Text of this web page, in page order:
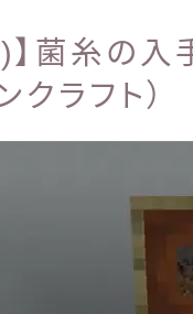
】菌糸の
ラフト）